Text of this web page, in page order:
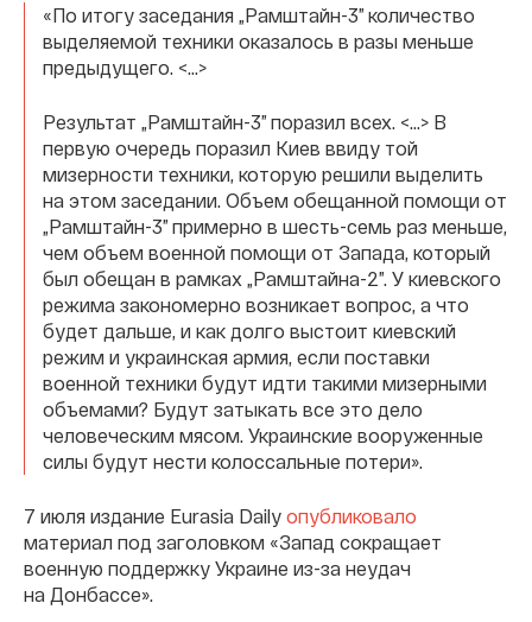
«По итогу заседания „Рамштайн-3” количество
выделяемой техники оказалось в разы меньше
предыдущего. <…>
Результат „Рамштайн-3” поразил всех. <…> В
первую очередь поразил Киев ввиду той
мизерности техники, которую решили выделить
на этом заседании. Объем обещанной помощи от
„Рамштайн-3” примерно в шесть-семь раз меньше,
чем объем военной помощи от Запада, который
был обещан в рамках „Рамштайна-2”. У киевского
режима закономерно возникает вопрос, а что
будет дальше, и как долго выстоит киевский
режим и украинская армия, если поставки
военной техники будут идти такими мизерными
объемами? Будут затыкать все это дело
человеческим мясом. Украинские вооруженные
силы будут нести колоссальные потери».
7 июля издание Eurasia Daily опубликовало
материал под заголовком «Запад сокращает
военную поддержку Украине из-за неудач
на Донбассе».